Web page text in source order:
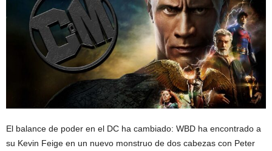
El balance de poder en el DC ha cambiado: WBD ha encontrado a
su Kevin Feige en un nuevo monstruo de dos cabezas con Peter